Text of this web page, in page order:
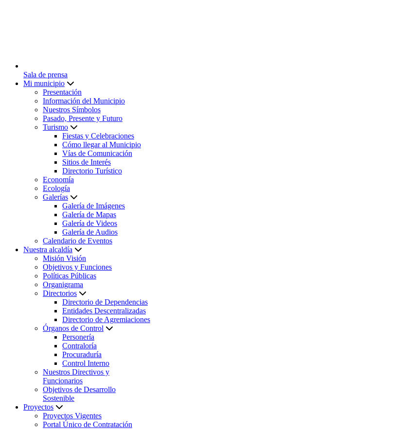
Sala de prensa
Mi municipio
Presentación
Información del Municipio
Nuestros Símbolos
Pasado, Presente y Futuro
Turismo
Fiestas y Celebraciones
Cómo llegar al Municipio
Vías de Comunicación
Sitios de Interés
Directorio Turístico
Economía
Ecología
Galerías
Galería de Imágenes
Galería de Mapas
Galería de Videos
Galería de Audios
Calendario de Eventos
Nuestra alcaldía
Misión Visión
Objetivos y Funciones
Políticas Públicas
Organigrama
Directorios
Directorio de Dependencias
Entidades Descentralizadas
Directorio de Agremiaciones
Órganos de Control
Personería
Contraloría
Procuraduría
Control Interno
Nuestros Directivos y
Funcionarios
Objetivos de Desarrollo
Sostenible
Proyectos
Proyectos Vigentes
Portal Único de Contratación